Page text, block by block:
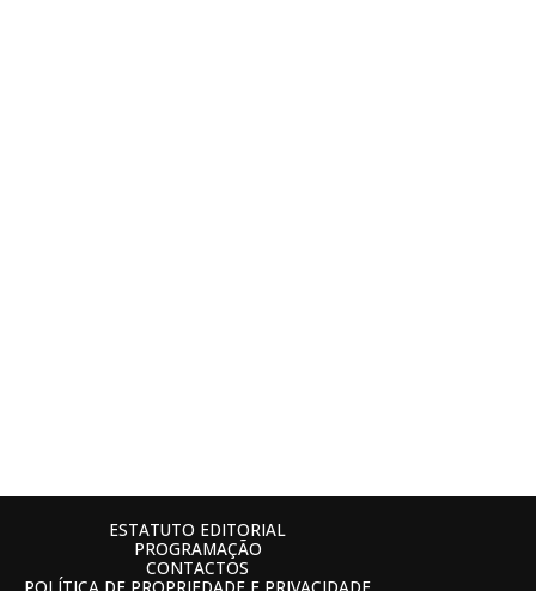
ESTATUTO EDITORIAL
PROGRAMAÇÃO
CONTACTOS
POLÍTICA DE PROPRIEDADE E PRIVACIDADE